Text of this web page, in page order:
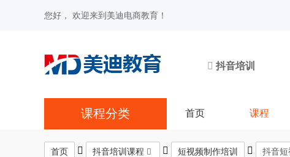
您好， 欢迎来到美迪电商教育！
抖音培训
课程分类 首页 课程
首页 抖音培训课程 短视频制作培训 抖音